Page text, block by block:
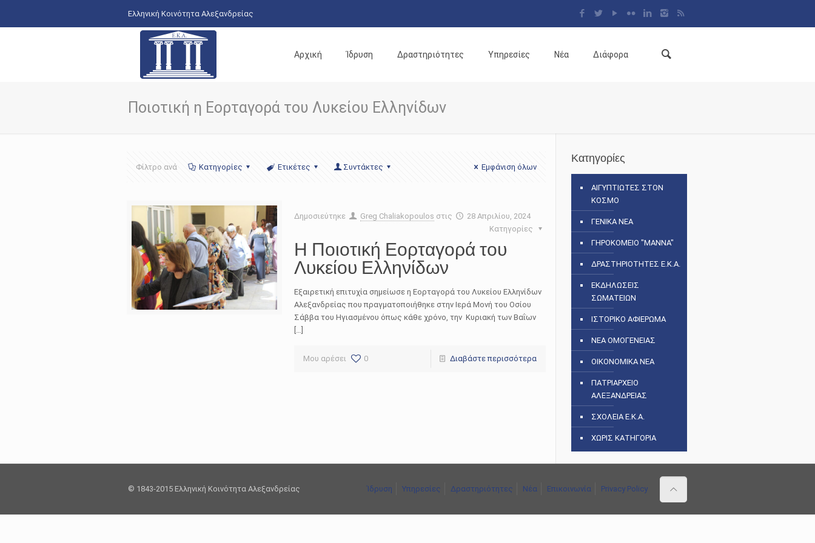
Ελληνική Κοινότητα Αλεξανδρείας
Αρχική Ίδρυση Δραστηριότητες Υπηρεσίες Νέα Διάφορα
Ποιοτική η Εορταγορά του Λυκείου Ελληνίδων
Φίλτρο ανά Κατηγορίες Ετικέτες Συντάκτες Εμφάνιση όλων
Δημοσιεύτηκε Greg Chaliakopoulos στις
28 Απριλίου, 2024
Κατηγορίες
Η Ποιοτική Εορταγορά του
Λυκείου Ελληνίδων
Εξαιρετική επιτυχία σημείωσε η Εορταγορά του Λυκείου Ελληνίδων
Αλεξανδρείας που πραγματοποιήθηκε στην Ιερά Μονή του Οσίου
Σάββα του Ηγιασμένου όπως κάθε χρόνο, την Κυριακή των Βαΐων
[…]
Μου αρέσει 0 Διαβάστε περισσότερα
Κατηγορίες
ΑΙΓΥΠΤΙΩΤΕΣ ΣΤΟΝ
ΚΟΣΜΟ
ΓΕΝΙΚΑ ΝΕΑ
ΓΗΡΟΚΟΜΕΙΟ "ΜΑΝΝΑ"
ΔΡΑΣΤΗΡΙΟΤΗΤΕΣ Ε.Κ.Α.
ΕΚΔΗΛΩΣΕΙΣ
ΣΩΜΑΤΕΙΩΝ
ΙΣΤΟΡΙΚΟ ΑΦΙΕΡΩΜΑ
ΝΕΑ ΟΜΟΓΕΝΕΙΑΣ
ΟΙΚΟΝΟΜΙΚΑ ΝΕΑ
ΠΑΤΡΙΑΡΧΕΙΟ
ΑΛΕΞΑΝΔΡΕΙΑΣ
ΣΧΟΛΕΙΑ Ε.Κ.Α.
ΧΩΡΙΣ ΚΑΤΗΓΟΡΙΑ
© 1843-2015 Ελληνική Κοινότητα Αλεξανδρείας Ίδρυση Υπηρεσίες Δραστηριότητες Νέα Επικοινωνία Privacy Policy